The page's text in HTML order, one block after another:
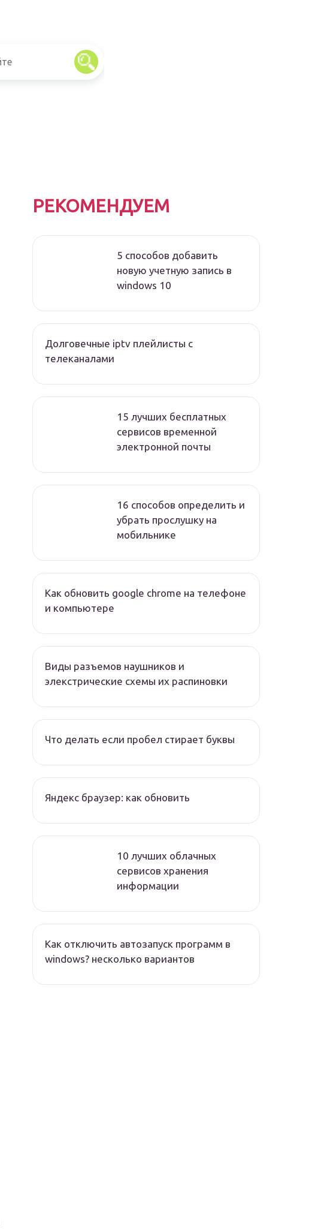
РЕКОМЕНДУЕМ
5 способов добавить
новую учетную запись в
windows 10
Долговечные iptv плейлисты с
телеканалами
15 лучших бесплатных
сервисов временной
электронной почты
16 способов определить и
убрать прослушку на
мобильнике
Как обновить google chrome на телефоне
и компьютере
Виды разъемов наушников и
элекстрические схемы их распиновки
Что делать если пробел стирает буквы
Яндекс браузер: как обновить
10 лучших облачных
сервисов хранения
информации
Как отключить автозапуск программ в
windows? несколько вариантов